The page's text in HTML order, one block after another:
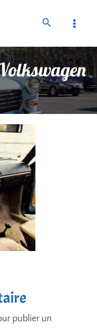
publier un